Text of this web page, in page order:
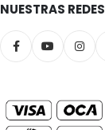
NUESTRAS REDES